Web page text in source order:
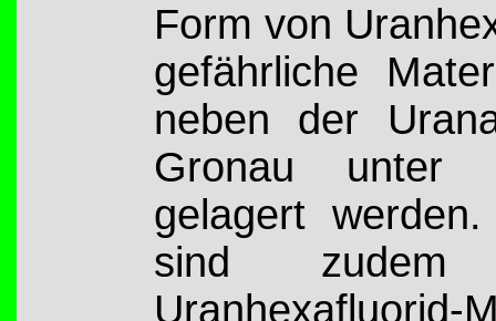
Form von
gefährliche
neben der
Gronau unter
gelagert
sind zudem
Uranhexafluorid-